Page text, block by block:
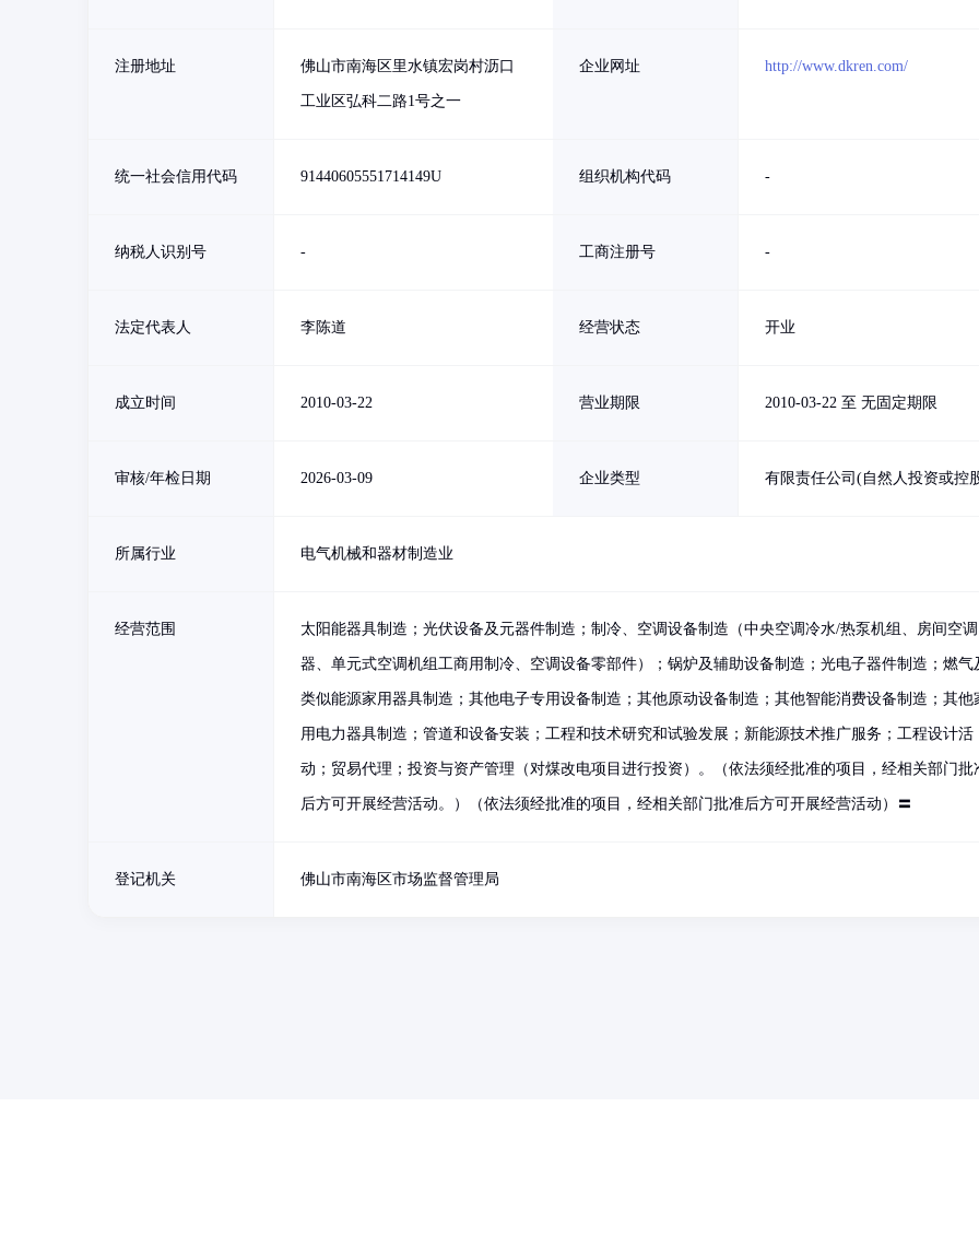
注册地址 佛山市南海区里水镇宏岗村沥口
工业区弘科二路1号之一
企业网址 http://www.dkren.com/
统一社会信用代码 91440605551714149U 组织机构代码 -
纳税人识别号 - 工商注册号 -
法定代表人 李陈道 经营状态 开业
成立时间 2010-03-22 营业期限 2010-03-22 至 无固定期限
审核/年检日期 2026-03-09 企业类型 有限责任公司(自然人投资或控
所属行业 电气机械和器材制造业
经营范围 太阳能器具制造；光伏设备及元器件制造；制冷、空调设备制造（中央空调冷水/热泵机组、房间空调
器、单元式空调机组工商用制冷、空调设备零部件）；锅炉及辅助设备制造；光电子器件制造；燃气
类似能源家用器具制造；其他电子专用设备制造；其他原动设备制造；其他智能消费设备制造；其他
用电力器具制造；管道和设备安装；工程和技术研究和试验发展；新能源技术推广服务；工程设计活
动；贸易代理；投资与资产管理（对煤改电项目进行投资）。（依法须经批准的项目，经相关部门批
后方可开展经营活动。）（依法须经批准的项目，经相关部门批准后方可开展经营活动）〓
登记机关 佛山市南海区市场监督管理局